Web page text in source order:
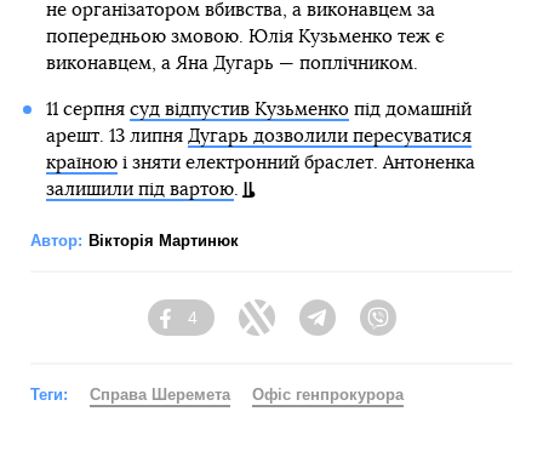
не організатором вбивства, а виконавцем за
попередньою змовою. Юлія Кузьменко теж є
виконавцем, а Яна Дугарь — поплічником.
11 серпня суд відпустив Кузьменкопід домашній
арешт. 13 липня Дугарь дозволили пересуватися
країноюі зняти електронний браслет. Антоненка
залишили під вартою.
Автор: Вікторія Мартинюк
Facebook
4
Twitter Telegram
Теги: Справа Шеремета Офіс генпрокурора